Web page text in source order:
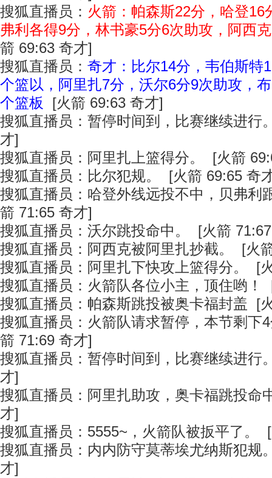
搜狐直播员： 火箭：帕森斯22分，哈登16
弗利各得9分，林书豪5分6次助攻，阿西
箭 69:63 奇才]
搜狐直播员： 奇才：比尔14分，韦伯斯特
个篮以，阿里扎7分，沃尔6分9次助攻，
个篮板
[火箭 69:63 奇才]
搜狐直播员：暂停时间到，比赛继续进行
才]
搜狐直播员：阿里扎上篮得分。 [火箭
搜狐直播员：比尔犯规。 [火箭 69:65 奇
搜狐直播员：哈登外线远投不中，贝弗利
箭 71:65 奇才]
搜狐直播员：沃尔跳投命中。 [火箭
搜狐直播员：阿西克被阿里扎抄截。 [火
搜狐直播员：阿里扎下快攻上篮得分。 [
搜狐直播员：火箭队各位小主，顶住哟！
搜狐直播员：帕森斯跳投被奥卡福封盖 [
搜狐直播员：火箭队请求暂停，本节剩下
箭 71:69 奇才]
搜狐直播员：暂停时间到，比赛继续进行
才]
搜狐直播员：阿里扎助攻，奥卡福跳投命
才]
搜狐直播员：5555~，火箭队被扳平了。
搜狐直播员：内内防守莫蒂埃尤纳斯犯规
才]